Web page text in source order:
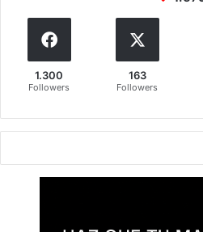
1.300
Followers
163
Followers